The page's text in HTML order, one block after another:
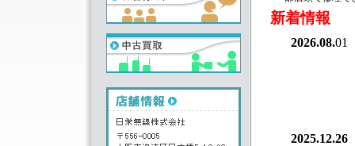
新着情報
2026.08.01
2025.12.26